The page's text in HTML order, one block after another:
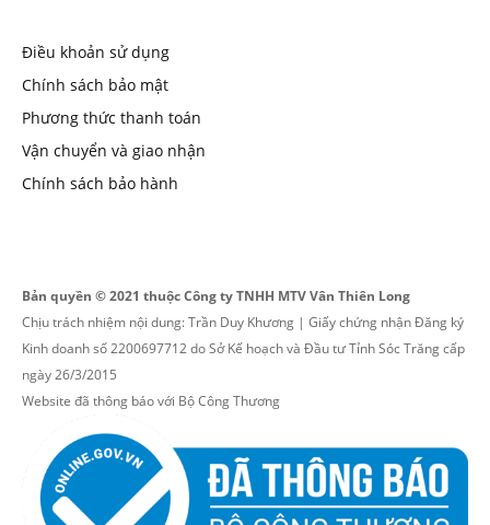
Điều khoản sử dụng
Chính sách bảo mật
Phương thức thanh toán
Vận chuyển và giao nhận
Chính sách bảo hành
Bản quyền © 2021 thuộc Công ty TNHH MTV Vân Thiên Long
Chịu trách nhiệm nội dung: Trần Duy Khương | Giấy chứng nhận Đăng ký
Kinh doanh số 2200697712 do Sở Kế hoạch và Đầu tư Tỉnh Sóc Trăng cấp
ngày 26/3/2015
Website đã thông báo với Bộ Công Thương